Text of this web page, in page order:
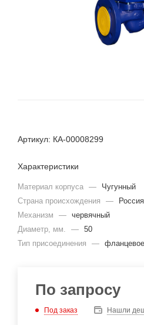
Артикул: КА-00008299
Характеристики
Материал корпуса —
Чугунный
Страна происхождения
—
Россия
Механизм
— червячный
Диаметр, мм.
— 50
Тип присоединения
— фланцевое
По запросу
Под заказ Нашли